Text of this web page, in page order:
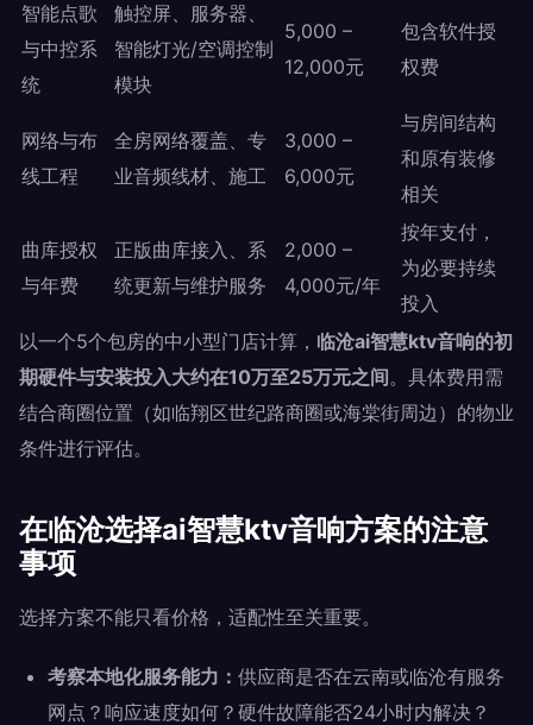
智能点歌
与中控系
统
触控屏、服务器、
智能灯光/空调控制
模块
5,000 –
12,000元
包含软件授
权费
网络与布
线工程
全房网络覆盖、专
业音频线材、施工
3,000 –
6,000元
与房间结构
和原有装修
相关
曲库授权
与年费
正版曲库接入、系
统更新与维护服务
2,000 –
4,000元/年
按年支付，
为必要持续
投入
以一个5个包房的中小型门店计算， 临沧ai智慧ktv音响的初
期硬件与安装投入大约在10万至25万元之间。具体费用需
结合商圈位置（如临翔区世纪路商圈或海棠街周边）的物业
条件进行评估。
在临沧选择ai智慧ktv音响方案的注意
事项
选择方案不能只看价格，适配性至关重要。
考察本地化服务能力： 供应商是否在云南或临沧有服务
网点？响应速度如何？硬件故障能否24小时内解决？